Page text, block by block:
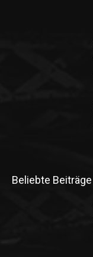
Beliebte Beiträge